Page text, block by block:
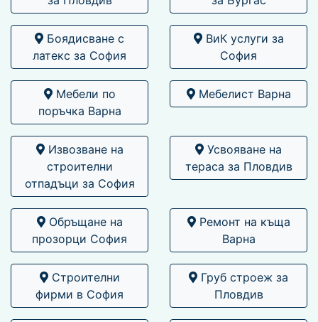
Боядисване с
латекс за София
ВиК услуги за
София
Мебели по
поръчка Варна
Мебелист Варна
Извозване на
строителни
отпадъци за София
Усвояване на
тераса за Пловдив
Обръщане на
прозорци София
Ремонт на къща
Варна
Строителни
фирми в София
Груб строеж за
Пловдив